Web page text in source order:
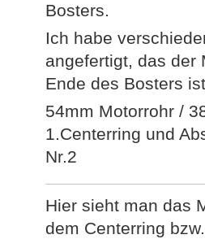
Bosters.
Ich habe
angefertigt, das der
Ende des Bosters ist
54mm Motorrohr /
1.Centerring und
Nr.2
Hier sieht man das
dem Centerring